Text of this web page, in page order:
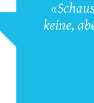
keine,